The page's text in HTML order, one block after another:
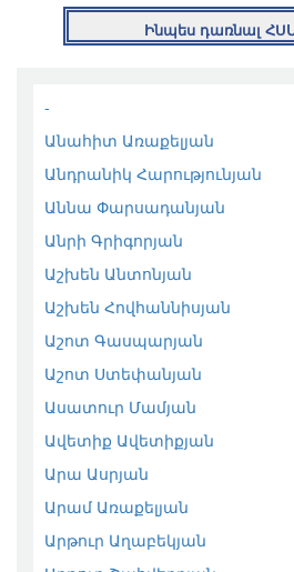
Ինպես դառնալ
-
Անահիտ Առաքելյան
Անդրանիկ Հարությունյան
Աննա Փարսադանյան
Անրի Գրիգորյան
Աշխեն Անտոնյան
Աշխեն Հովհաննիսյան
Աշոտ Գասպարյան
Աշոտ Ստեփանյան
Ասատուր Մամյան
Ավետիք Ավետիքյան
Արա Ասրյան
Արամ Առաքելյան
Արթուր Աղաբեկյան